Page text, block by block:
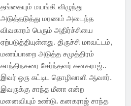
தங்கையும் மயங்கி விழுந்து
அடுத்தடுத்து மரணம் அடைந்த
விவகாரம் பெரும் அதிர்ச்சியை
ஏற்படுத்தியுள்ளது. திருச்சி மாவட்டம்,
மணப்பாறை அடுத்த சமுத்திரம்
காந்திநகரை சேர்ந்தவர் கனகராஜ்..
இவர் ஒரு கட்டிட தொழிலாளி ஆவார்.
இவருக்கு சாந்த மீனா என்ற
மனைவியும் உண்டு. கனகராஜ் சாந்த